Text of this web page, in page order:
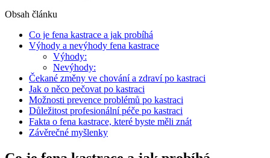
Obsah článku
Co je fena kastrace a jak probíhá
Výhody a nevýhody fena kastrace
Výhody:
Nevýhody:
Čekané změny ve chování a zdraví po kastraci
Jak o něco pečovat po kastraci
Možnosti prevence problémů po kastraci
Důležitost profesionální péče po kastraci
Fakta o fena kastrace, které byste měli znát
Závěrečné myšlenky